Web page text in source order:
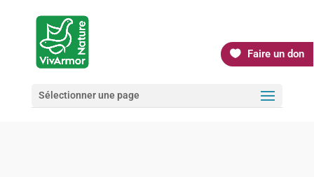
Faire un don
Sélectionner une page